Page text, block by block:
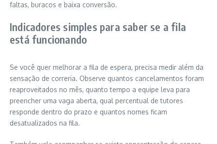
faltas, buracos e baixa conversão.
Indicadores simples para saber se a fila
está funcionando
Se você quer melhorar a fila de espera, precisa medir além da
sensação de correria. Observe quantos cancelamentos foram
reaproveitados no mês, quanto tempo a equipe leva para
preencher uma vaga aberta, qual percentual de tutores
responde dentro do prazo e quantos nomes ficam
desatualizados na fila.